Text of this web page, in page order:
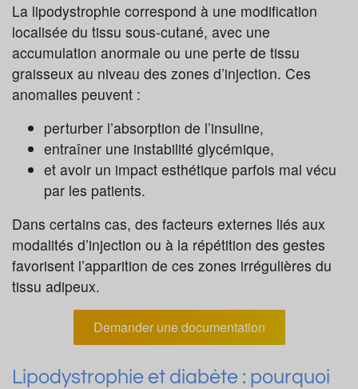
La lipodystrophie correspond à une modification
localisée du tissu sous-cutané, avec une
accumulation anormale ou une perte de tissu
graisseux au niveau des zones d’injection. Ces
anomalies peuvent :
perturber l’absorption de l’insuline,
entraîner une instabilité glycémique,
et avoir un impact esthétique parfois mal vécu
par les patients.
Dans certains cas, des facteurs externes liés aux
modalités d’injection ou à la répétition des gestes
favorisent l’apparition de ces zones irrégulières du
tissu adipeux.
Demander une documentation
Lipodystrophie et diabète : pourquoi